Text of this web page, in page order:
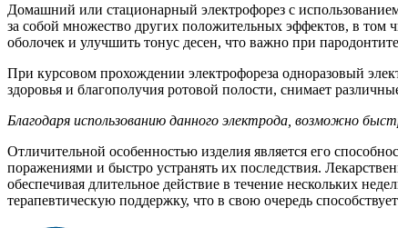
Домашний или стационарный электрофорез с
за собой множество других положительных эффектов, в том
оболочек и улучшить тонус десен, что важно при
При курсовом прохождении электрофореза одноразовый
здоровья и благополучия ротовой полости, снимает
Благодаря использованию данного электрода, возможно
Отличительной особенностью изделия является его
поражениями и быстро устранять их последствия.
обеспечивая длительное действие в течение нескольких
терапевтическую поддержку, что в свою очередь